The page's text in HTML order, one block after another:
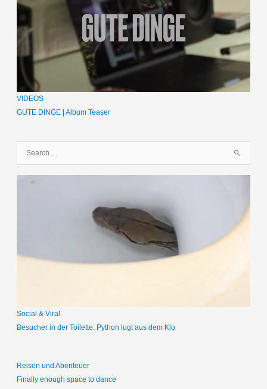
VIDEOS
GUTE DINGE | Album Teaser
c
c
Social & Viral
Besucher in der Toilette: Python lugt aus dem Klo
Reisen und Abenteuer
Finally enough space to dance